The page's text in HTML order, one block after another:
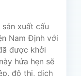
xuất cấu
Nam Định với
được khởi
hứa hẹn sẽ
đô thị, dịch